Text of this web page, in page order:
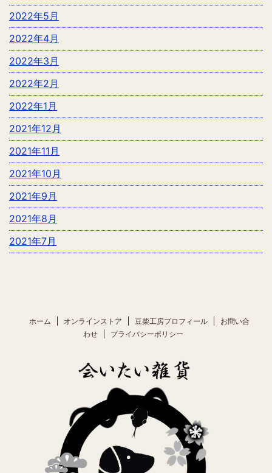
2022年5月
2022年4月
2022年3月
2022年2月
2022年1月
2021年12月
2021年11月
2021年10月
2021年9月
2021年8月
2021年7月
ホーム オンラインストア 豆柴工房プロフィール
お問い合
わせ
プライバシーポリシー